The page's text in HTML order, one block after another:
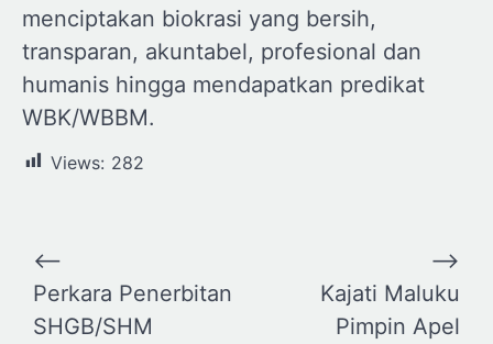
menciptakan biokrasi yang bersih,
transparan, akuntabel, profesional dan
humanis hingga mendapatkan predikat
WBK/WBBM.
Views: 282
Navigasi
pos
⟵
Perkara Penerbitan
SHGB/SHM
Kajati Maluku
Pimpin Apel
⟶